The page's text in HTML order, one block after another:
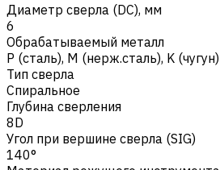
Диаметр сверла (DC), мм
6
Обрабатываемый металл
Р (сталь), M (нерж.сталь), K (чугун)
Тип сверла
Спиральное
Глубина сверления
8D
Угол при вершине сверла (SIG)
140°